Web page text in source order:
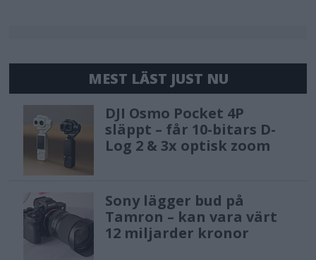
MEST LÄST JUST NU
DJI Osmo Pocket 4P
släppt – får 10-bitars D-
Log 2 & 3x optisk zoom
Sony lägger bud på
Tamron – kan vara värt
12 miljarder kronor